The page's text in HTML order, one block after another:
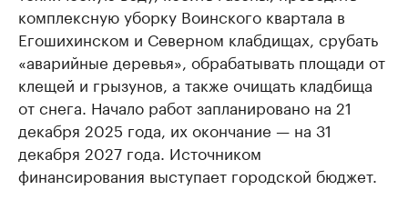
комплексную уборку Воинского квартала в
Егошихинском и Северном клабдищах, срубать
«аварийные деревья», обрабатывать площади от
клещей и грызунов, а также очищать кладбища
от снега. Начало работ запланировано на 21
декабря 2025 года, их окончание — на 31
декабря 2027 года. Источником
финансирования выступает городской бюджет.